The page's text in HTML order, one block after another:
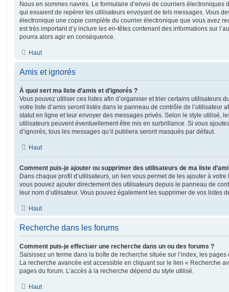
Nous en sommes navrés. Le formulaire d’envoi de courriers électroniques
qui essaient de repérer les utilisateurs envoyant de tels messages. Vous
électronique une copie complète du courrier électronique que vous avez
est très important d’y inclure les en-têtes contenant des informations sur
pourra alors agir en conséquence.
Haut
Amis et ignorés
À quoi sert ma liste d’amis et d’ignorés ?
Vous pouvez utiliser ces listes afin d’organiser et trier certains utilisateurs
votre liste d’amis seront listés dans le panneau de contrôle de l’utilisateur
statut en ligne et leur envoyer des messages privés. Selon le style utilisé,
utilisateurs peuvent éventuellement être mis en surbrillance. Si vous
d’ignorés, tous les messages qu’il publiera seront masqués par défaut.
Haut
Comment puis-je ajouter ou supprimer des utilisateurs de ma liste
Dans chaque profil d’utilisateurs, un lien vous permet de les ajouter à votre
vous pouvez ajouter directement des utilisateurs depuis le panneau de
leur nom d’utilisateur. Vous pouvez également les supprimer de vos listes
Haut
Recherche dans les forums
Comment puis-je effectuer une recherche dans un ou des forums ?
Saisissez un terme dans la boîte de recherche située sur l’index, les
La recherche avancée est accessible en cliquant sur le lien « Recherche
pages du forum. L’accès à la recherche dépend du style utilisé.
Haut